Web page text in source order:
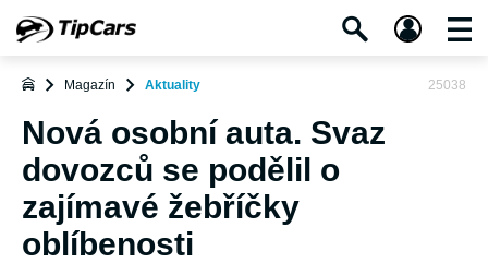
Magazín Aktuality 25038
Nová osobní auta. Svaz
dovozců se podělil o
zajímavé žebříčky
oblíbenosti